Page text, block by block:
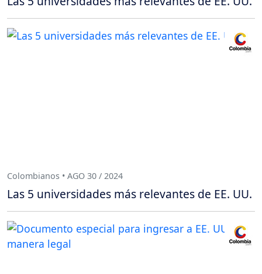
Colombianos • AGO 30 / 2024
Las 5 universidades más relevantes de EE. UU.